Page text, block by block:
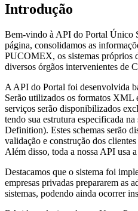
Introdução
Bem-vindo à API do Portal Único
página, consolidamos as
PUCOMEX, os sistemas próprios
diversos órgãos intervenientes de
A API do Portal foi desenvolvida
Serão utilizados os formatos XML
serviços serão disponibilizados
tendo sua estrutura especificada
Definition). Estes schemas serão
validação e construção dos
Além disso, toda a nossa API usa
Destacamos que o sistema foi
empresas privadas prepararem as
sistemas, podendo ainda ocorrer